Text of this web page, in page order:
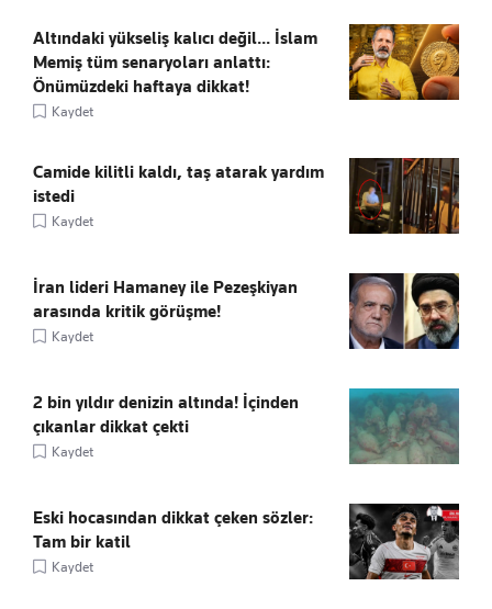
Altındaki yükseliş kalıcı değil... İslam
Memiş tüm senaryoları anlattı:
Önümüzdeki haftaya dikkat!
Kaydet
Camide kilitli kaldı, taş atarak yardım
istedi
Kaydet
İran lideri Hamaney ile Pezeşkiyan
arasında kritik görüşme!
Kaydet
2 bin yıldır denizin altında! İçinden
çıkanlar dikkat çekti
Kaydet
Eski hocasından dikkat çeken sözler:
Tam bir katil
Kaydet